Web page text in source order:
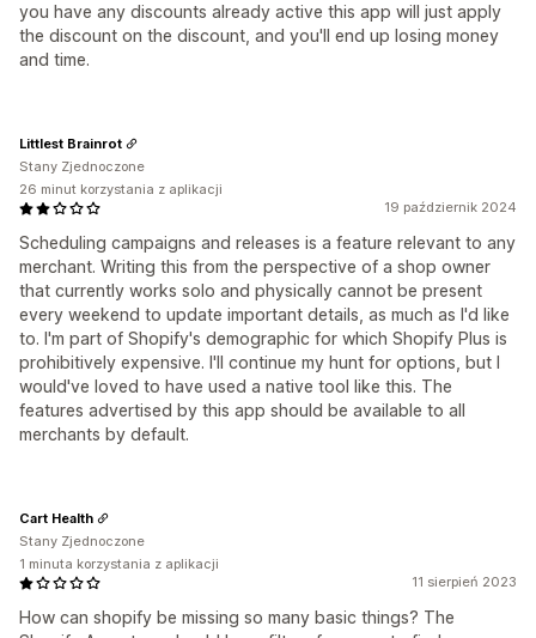
you have any discounts already active this app will just apply
the discount on the discount, and you'll end up losing money
and time.
19 październik 2024
Scheduling campaigns and releases is a feature relevant to any
merchant. Writing this from the perspective of a shop owner
that currently works solo and physically cannot be present
every weekend to update important details, as much as I'd like
to. I'm part of Shopify's demographic for which Shopify Plus is
prohibitively expensive. I'll continue my hunt for options, but I
would've loved to have used a native tool like this. The
features advertised by this app should be available to all
merchants by default.
Littlest Brainrot
Stany Zjednoczone
26 minut korzystania z aplikacji
11 sierpień 2023
How can shopify be missing so many basic things? The
Cart Health
Stany Zjednoczone
1 minuta korzystania z aplikacji